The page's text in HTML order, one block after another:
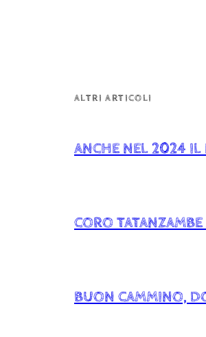
ALTRI ARTICOLI
ANCHE NEL 2024 IL
CORO
BUON CAMMINO,